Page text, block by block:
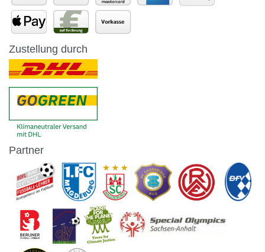
Zustellung durch
Partner